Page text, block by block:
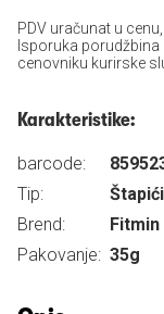
PDV uračunat u
Isporuka
cenovniku kurirske
Karakteristike:
barcode:
Tip:
Štapići
Brend:
Fitmin
Pakovanje: 35g